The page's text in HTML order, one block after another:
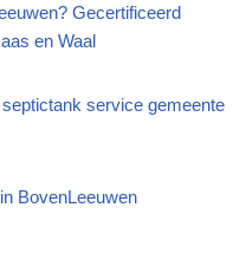
Gecertificeerd
en Waal
service gemeente
BovenLeeuwen